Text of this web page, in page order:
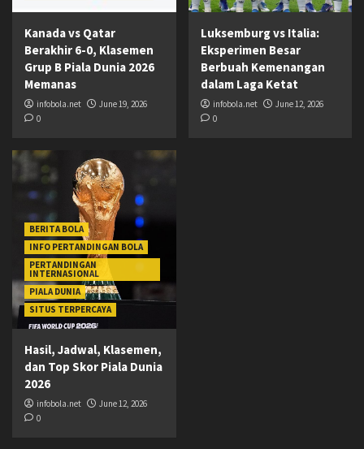
Kanada vs Qatar
Berakhir 6-0, Klasemen
Grup B Piala Dunia 2026
Memanas
infobola.net
June 19, 2026
0
Luksemburg vs Italia:
Eksperimen Besar
Berbuah Kemenangan
dalam Laga Ketat
infobola.net
June 12, 2026
0
BERITA BOLA
INFO PERTANDINGAN BOLA
PERTANDINGAN
INTERNASIONAL
PIALA DUNIA
SITUS TERPERCAYA
Hasil, Jadwal, Klasemen,
dan Top Skor Piala Dunia
2026
infobola.net
June 12, 2026
0